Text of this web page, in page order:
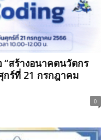
สร้างอนาคตนวัตกร
กร์ที่ 21 กรกฎาคม
0